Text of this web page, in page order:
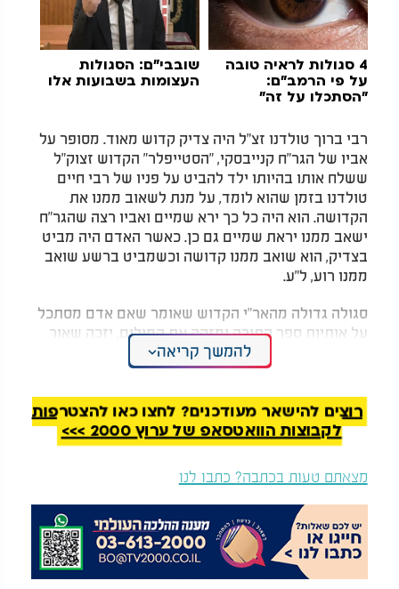
4 סגולות לראיה טובה
על פי הרמב"ם:
"הסתכלו על זה"
שובבי"ם: הסגולות
העצומות בשבועות אלו
רבי ברוך טולדנו זצ"ל היה צדיק קדוש מאוד. מסופר על
אביו של הגר"ח קנייבסקי, "הסטייפלר" הקדוש זצוק"ל
ששלח אותו בהיותו ילד להביט על פניו של רבי חיים
טולדנו בזמן שהוא לומד, על מנת לשאוב ממנו את
הקדושה. הוא היה כל כך ירא שמיים ואביו רצה שהגר"ח
ישאב ממנו יראת שמיים גם כן. כאשר האדם היה מביט
בצדיק, הוא שואב ממנו קדושה וכשמביט ברשע שואב
ממנו רוע, ל"ע.
סגולה גדולה מהאר"י הקדוש שאומר שאם אדם מסתכל
על אותיות ספר התורה ומזהה את המילים, יזכה שאור
גדול יימשך אל נשמתו. בפרט אם ימצא מילה המתחילה
באות הראשונה של שמו אזי זוכה לאור המאיר לו
אור רוחני שישפיע על הנשמה שלכם וימשוך עבורכם
את כל הברכות והישועות אמן כן יהיה רצון.
להמשך קריאה
רוצים להישאר מעודכנים? לחצו כאן להצטרפות
לקבוצות הוואטסאפ של ערוץ 2000 >>>
מצאתם טעות בכתבה? כתבו לנו